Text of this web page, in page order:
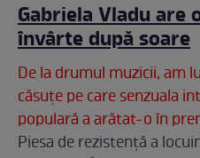
Gabriela Vladu are
învârte după soare
De la drumul muzicii, am
căsuţe pe care senzuala
populară a arătat-o în
Piesa de rezistenţă a